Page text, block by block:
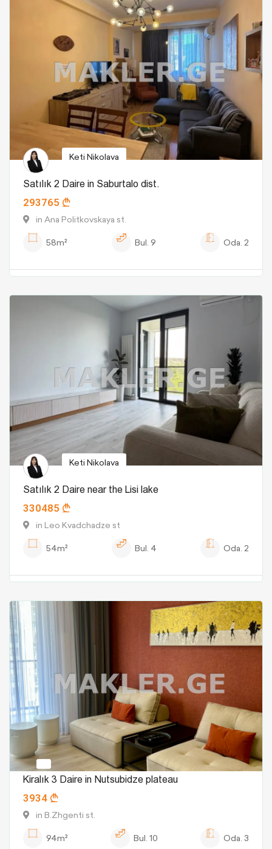
Keti Nikolava
Satılık 2 Daire in Saburtalo dist.
293765
in Ana Politkovskaya st.
58m²
Bul. 9 Oda. 2
Keti Nikolava
Satılık 2 Daire near the Lisi lake
330485
in Leo Kvadchadze st
54m²
Bul. 4 Oda. 2
Kiralık 3 Daire in Nutsubidze plateau
3934
in B.Zhgenti st.
94m²
Bul. 10 Oda. 3